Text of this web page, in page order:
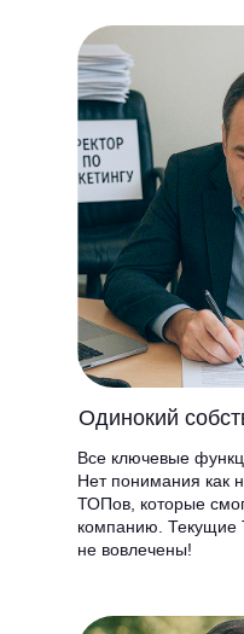
Одинокий
Все ключевые
Нет понимания как
ТОПов, которые
компанию.
не вовлечены!